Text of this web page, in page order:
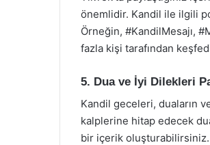
önemlidir. Kandil ile ilgili
Örneğin, #KandilMesajı,
fazla kişi tarafından
5. Dua ve İyi Dilekleri
Kandil geceleri, duaların
kalplerine hitap edecek
bir içerik oluşturabilirsiniz.